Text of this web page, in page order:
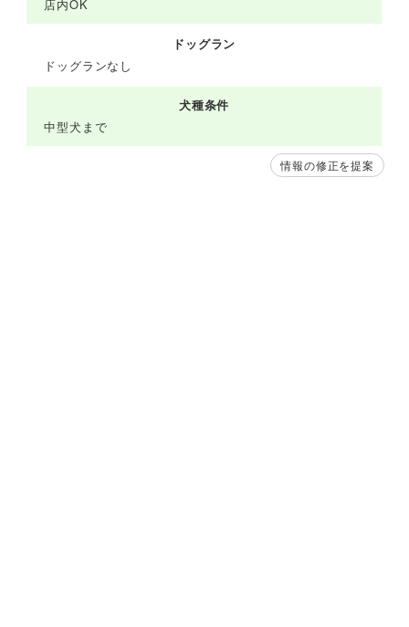
店内OK
ドッグラン
ドッグランなし
犬種条件
中型犬まで
情報の修正を提案